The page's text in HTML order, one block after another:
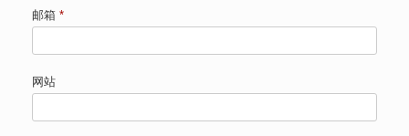
邮箱 *
网站